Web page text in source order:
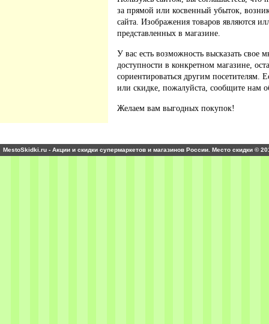
за прямой или косвенный убыток,
сайта. Изображения товаров являются
представленных в магазине.
У вас есть возможность высказать свое
доступности в конкретном магазине,
сориентироваться другим
или скидке, пожалуйста, сообщите нам
Желаем вам выгодных покупок!
MestoSkidki.ru - Акции и скидки супермаркетов и магазинов России. Место скидки ©